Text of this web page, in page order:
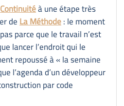
Continuitéà une étape très
deLa Méthode: le moment
parce que le travail n’est
lancer l’endroit qui le
repoussé à « la semaine
l’agenda d’un développeur
par code